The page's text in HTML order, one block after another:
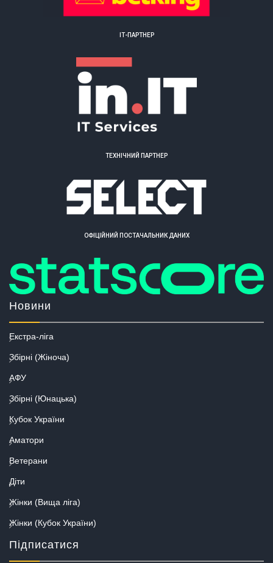
ІТ-ПАРТНЕР
ТЕХНІЧНИЙ ПАРТНЕР
ОФІЦІЙНИЙ ПОСТАЧАЛЬНИК ДАНИХ
Новини
Екстра-ліга
Збірні (Жіноча)
АФУ
Збірні (Юнацька)
Кубок України
Аматори
Ветерани
Діти
Жінки (Вища ліга)
Жінки (Кубок України)
Підписатися